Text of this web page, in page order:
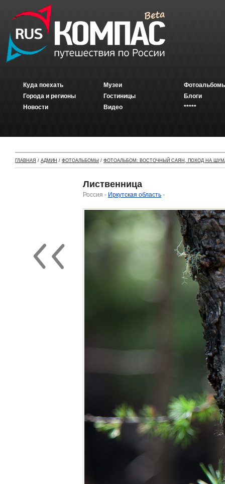
Куда поехать
Города и регионы
Новости
Музеи
Гостиницы
Видео
Блоги
*****
ГЛАВНАЯ / АДМИН / ФОТОАЛЬБОМЫ / ФОТОАЛЬБОМ: ВОСТОЧНЫЙ САЯН, ПОХОД НА
Лиственница
Россия - Иркутская область -